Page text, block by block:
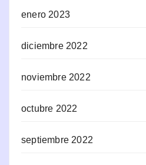
enero 2023
diciembre 2022
noviembre 2022
octubre 2022
septiembre 2022